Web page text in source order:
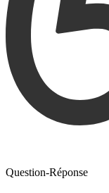
Question-Réponse